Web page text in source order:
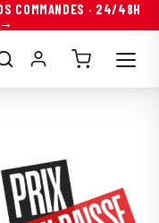
COMMANDES · 24/48H
→